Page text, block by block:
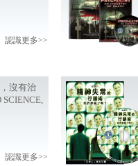
認識更多>>
沒有治
SCIENCE,
認識更多>>